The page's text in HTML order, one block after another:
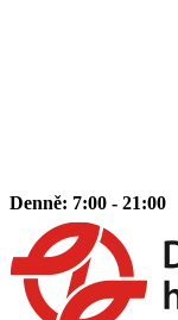
Denně: 7:00 - 21:00